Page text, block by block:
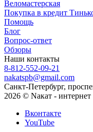
Веломастерская
Покупка в кредит
Помощь
Блог
Вопрос-ответ
Обзоры
Наши контакты
8-812-552-09-21
nakatspb@gmail.com
Санкт-Петербург,
2026 © Nакат -
Вконтакте
YouTube